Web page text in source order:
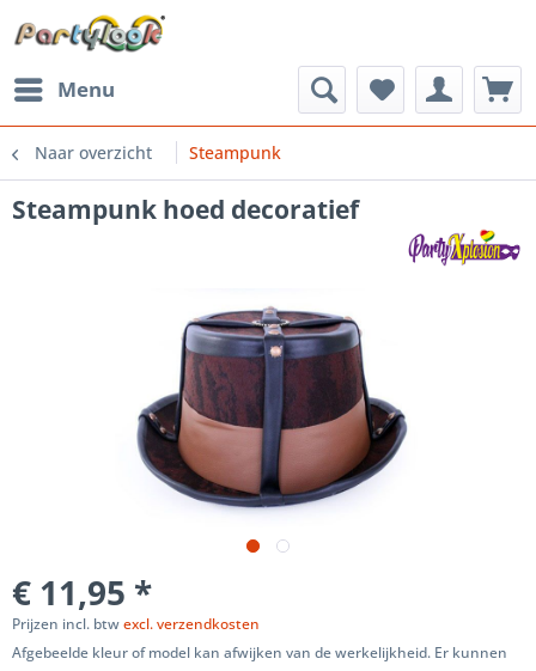
Menu
Naar overzicht Steampunk
Steampunk hoed decoratief
€ 11,95 *
Prijzen incl. btwexcl. verzendkosten
Afgebeelde kleur of model kan afwijken van de werkelijkheid. Er kunnen